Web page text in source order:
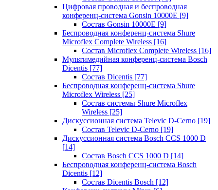
Цифровая проводная и беспроводная
конференц-система Gonsin 10000E [9]
Состав Gonsin 10000E [9]
Беспроводная конференц-система Shure
Microflex Complete Wireless [16]
Состав Microflex Complete Wireless [16]
Мультимедийная конференц-система Bosch
Dicentis [77]
Состав Dicentis [77]
Беспроводная конференц-система Shure
Microflex Wireless [25]
Состав системы Shure Microflex
Wireless [25]
Дискуссионная система Televic D-Cerno [19]
Состав Televic D-Cerno [19]
Дискуссионная система Bosch CCS 1000 D
[14]
Состав Bosch CCS 1000 D [14]
Беспроводная конференц-система Bosch
Dicentis [12]
Состав Dicentis Bosch [12]